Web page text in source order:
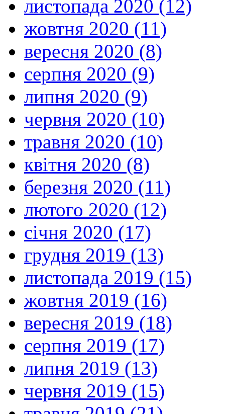
листопада 2020 (12)
жовтня 2020 (11)
вересня 2020 (8)
серпня 2020 (9)
липня 2020 (9)
червня 2020 (10)
травня 2020 (10)
квітня 2020 (8)
березня 2020 (11)
лютого 2020 (12)
січня 2020 (17)
грудня 2019 (13)
листопада 2019 (15)
жовтня 2019 (16)
вересня 2019 (18)
серпня 2019 (17)
липня 2019 (13)
червня 2019 (15)